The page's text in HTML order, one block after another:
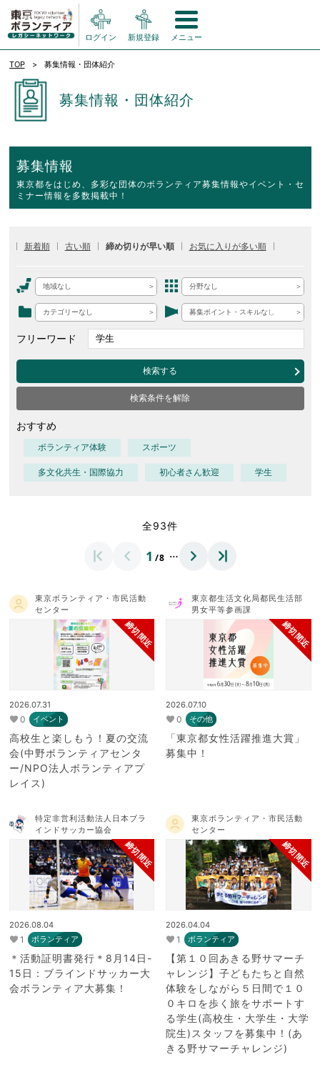
ログイン 新規登録 メニュー
TOP 募集情報・団体紹介
募集情報・団体紹介
募集情報
東京都をはじめ、多彩な団体のボランティア募集情報やイベント・セ
ミナー情報を多数掲載中！
新着順 古い順 締め切りが早い順 お気に入りが多い順
地域なし 分野なし
カテゴリーなし 募集ポイント・スキルなし
フリーワード
検索する
検索条件を解除
おすすめ
ボランティア体験 スポーツ
多文化共生・国際協力 初心者さん歓迎 学生
全93件
1 /8 …
東京ボランティア・市民活動
センター
締切間近
2026.07.31
0 イベント
高校生と楽しもう！夏の交流
会(中野ボランティアセンタ
ー/NPO法人ボランティアプ
レイス)
東京都生活文化局都民生活部
男女平等参画課
締切間近
2026.07.10
0 その他
「東京都女性活躍推進大賞」
募集中！
特定非営利活動法人日本ブラ
インドサッカー協会
締切間近
2026.08.04
1 ボランティア
＊活動証明書発行＊8月14日-
15日：ブラインドサッカー大
会ボランティア大募集！
東京ボランティア・市民活動
センター
締切間近
2026.04.04
1 ボランティア
【第１０回あきる野サマーチ
ャレンジ】子どもたちと自然
体験をしながら５日間で１０
０キロを歩く旅をサポートす
る学生(高校生・大学生・大学
院生)スタッフを募集中！(あ
きる野サマーチャレンジ)